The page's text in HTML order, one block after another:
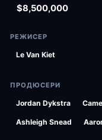
$8,500,000
РЕЖИСЕР
Le Van Kiet
ПРОДЮСЕРИ
Jordan Dykstra
Ashleigh Snead